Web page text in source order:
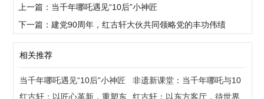
上一篇：当千年哪吒遇见“10后”小神匠
下一篇：建党90周年，红古轩大伙共同领略党的丰功伟绩
相关推荐
当千年哪吒遇见“10后”小神匠
非遗新课堂：当千年哪吒与10
后，共创“国潮”
红古轩：以匠心革新，重塑东
红古轩：以东方客厅，待世界